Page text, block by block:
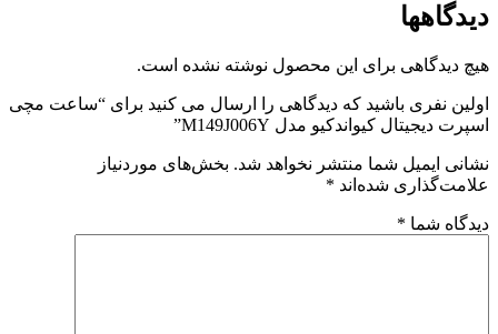
دیدگاهها
هیچ دیدگاهی برای این محصول نوشته نشده است.
اولین نفری باشید که دیدگاهی را ارسال می کنید برای “ساعت مچی
اسپرت دیجیتال کیواندکیو مدل M149J006Y”
نشانی ایمیل شما منتشر نخواهد شد. بخش‌های موردنیاز
علامت‌گذاری شده‌اند *
دیدگاه شما *